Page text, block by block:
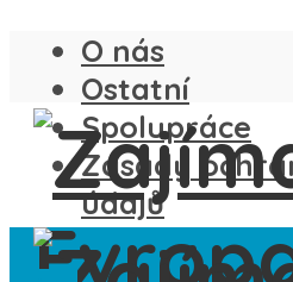
O nás
Ostatní
Spolupráce
Zásady
údajů